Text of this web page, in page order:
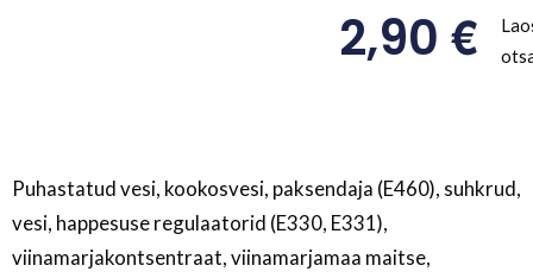
2,90€
Puhastatud vesi, kookosvesi, paksendaja (E460), suhkrud,
vesi, happesuse regulaatorid (E330, E331),
viinamarjakontsentraat, viinamarjamaa maitse,